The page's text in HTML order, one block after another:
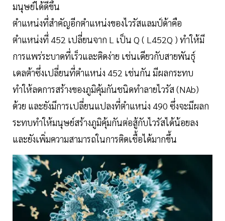
มนุษย์ได้ดีขึ้น
ตำแหน่งที่สำคัญอีกตำแหน่งของไวรัสแลมป์ด้าคือ
ตำแหน่งที่ 452 เปลี่ยนจาก L เป็น Q ( L452Q ) ทำให้มี
การแพร่ระบาดที่เร็วและติดง่าย เช่นเดียวกับสายพันธุ์
เดลต้าซึ่งเปลี่ยนที่ตำแหน่ง 452 เช่นกัน มีผลกระทบ
ทำให้ลดการสร้างของภูมิคุ้มกันชนิดทำลายไวรัส (NAb)
ด้วย และยังมีการเปลี่ยนแปลงที่ตำแหน่ง 490 ซึ่งจะมีผลก
ระทบทำให้มนุษย์สร้างภูมิคุ้มกันต่อสู้กับไวรัสได้น้อยลง
และยังเพิ่มความสามารถในการติดเชื้อได้มากขึ้น